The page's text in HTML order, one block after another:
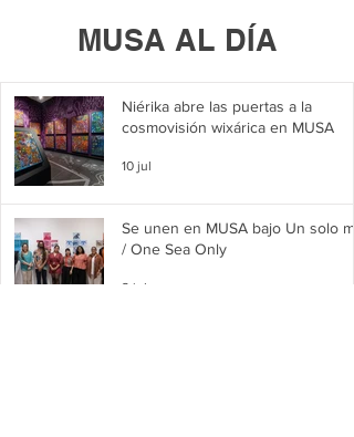
MUSA AL DÍA
Niérika abre las puertas a la
cosmovisión wixárica en MUSA
10 jul
Se unen en MUSA bajo Un solo
/ One Sea Only
2 jul